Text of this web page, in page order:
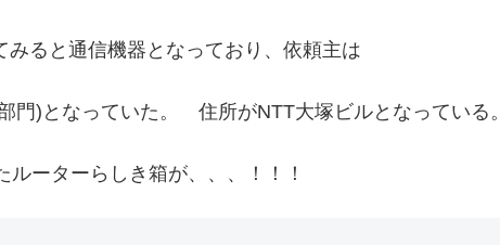
ると通信機器となっており、依頼主は
門)となっていた。 住所がNTT大塚ビルとなっている。
ーターらしき箱が、、、！！！